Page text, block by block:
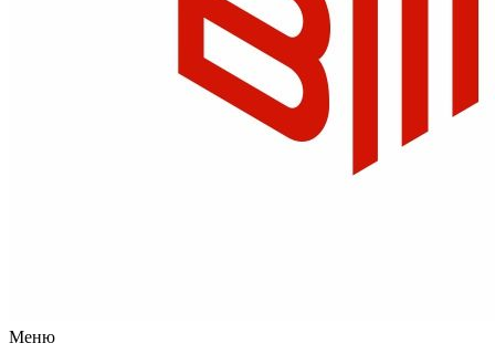
Меню